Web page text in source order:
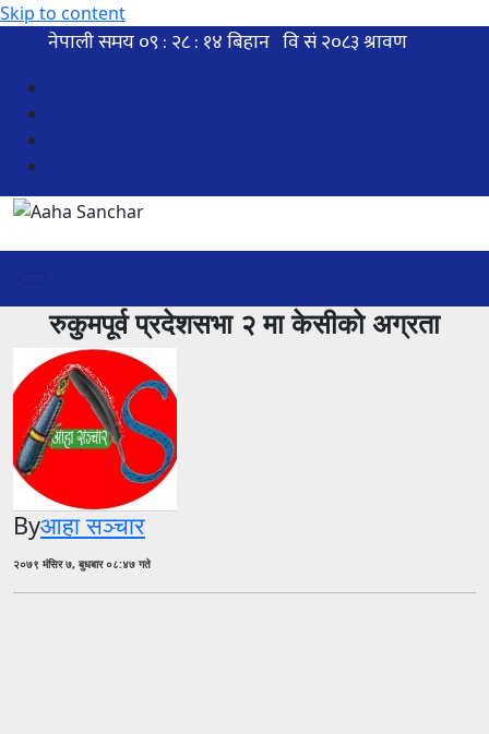
Skip to content
रुकुमपूर्व प्रदेशसभा २ मा केसीको अग्रता
Byआहा सञ्चार
२०७९ मंसिर ७, बुधबार ०८:४७ गते